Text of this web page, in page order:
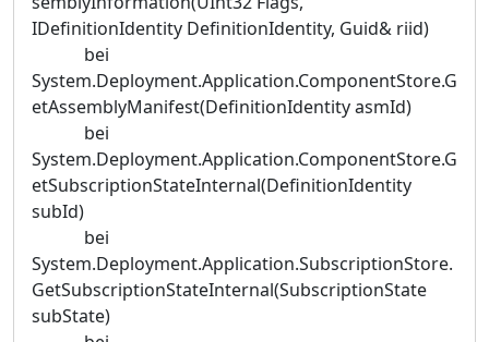
IDefinitionIdentity DefinitionIdentity, Guid& riid)
bei
System.Deployment.Application.ComponentStore.G
etAssemblyManifest(DefinitionIdentity asmId)
bei
System.Deployment.Application.ComponentStore.G
etSubscriptionStateInternal(DefinitionIdentity
subId)
bei
System.Deployment.Application.SubscriptionStore.
GetSubscriptionStateInternal(SubscriptionState
subState)